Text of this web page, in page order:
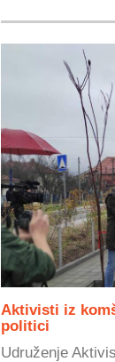
Aktivisti iz
politici
Udruženje